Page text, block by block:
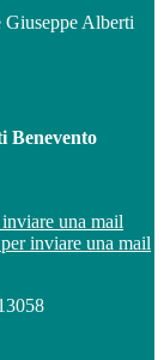
Giuseppe Alberti
Benevento
una mail
inviare una mail